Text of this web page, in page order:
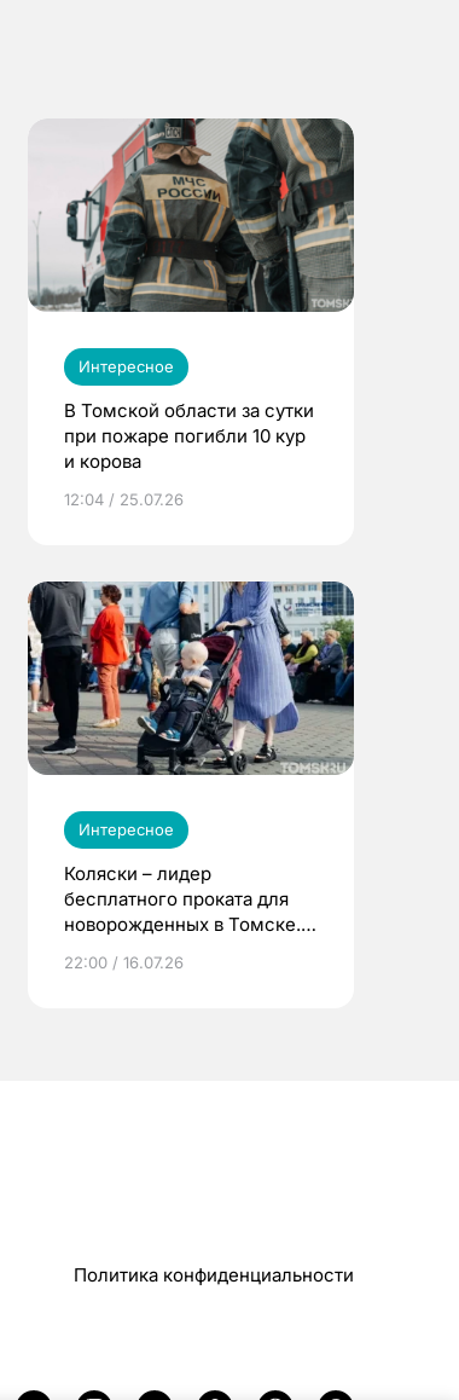
Интересное
В Томской области за сутки
при пожаре погибли 10 кур
и корова
12:04 / 25.07.26
Интересное
Коляски – лидер
бесплатного проката для
новорожденных в Томске.
22:00 / 16.07.26
Политика конфиденциальности